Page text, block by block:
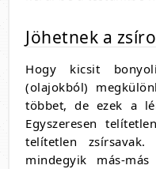
Jöhetnek a
Hogy kicsit
(olajokból)
többet, de ezek a
Egyszeresen
telítetlen
mindegyik más-